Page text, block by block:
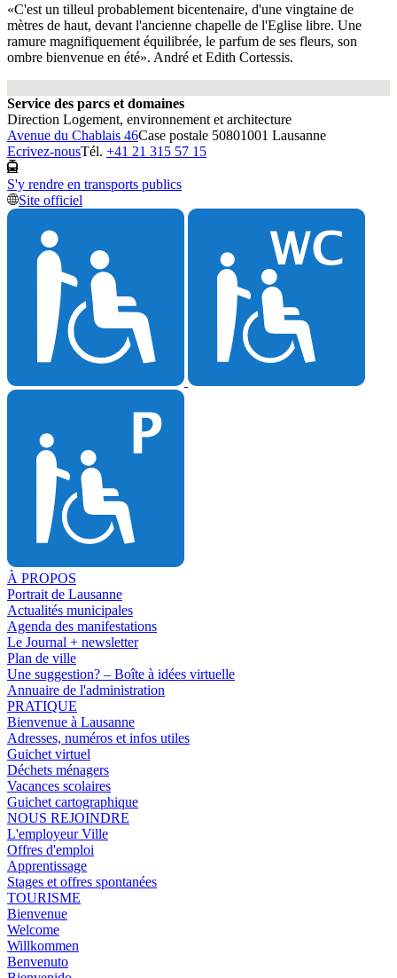
«C'est un tilleul probablement bicentenaire, d'une vingtaine de
mètres de haut, devant l'ancienne chapelle de l'Eglise libre. Une
ramure magnifiquement équilibrée, le parfum de ses fleurs, son
ombre bienvenue en été». André et Edith Cortessis.
Service des parcs et domaines
Direction Logement, environnement et architecture
Avenue du Chablais 46Case postale 50801001 Lausanne
Ecrivez-nousTél. +41 21 315 57 15
S'y rendre en transports publics
Site officiel
À PROPOS
Portrait de Lausanne
Actualités municipales
Agenda des manifestations
Le Journal + newsletter
Plan de ville
Une suggestion? – Boîte à idées virtuelle
Annuaire de l'administration
PRATIQUE
Bienvenue à Lausanne
Adresses, numéros et infos utiles
Guichet virtuel
Déchets ménagers
Vacances scolaires
Guichet cartographique
NOUS REJOINDRE
L'employeur Ville
Offres d'emploi
Apprentissage
Stages et offres spontanées
TOURISME
Bienvenue
Welcome
Willkommen
Benvenuto